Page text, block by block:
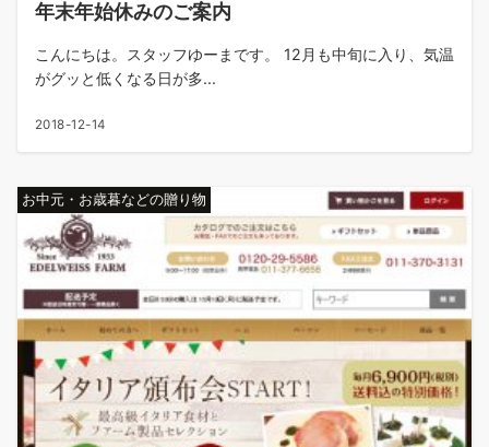
年末年始休みのご案内
こんにちは。スタッフゆーまです。 12月も中旬に入り、気温
がグッと低くなる日が多...
2018-12-14
お中元・お歳暮などの贈り物